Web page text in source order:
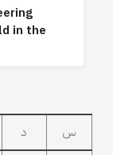
in the
س